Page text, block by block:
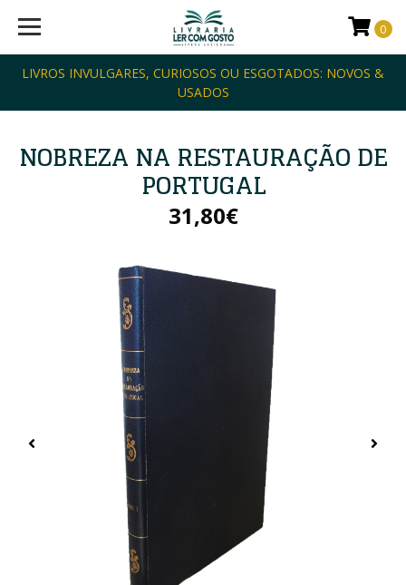
LIVROS INVULGARES, CURIOSOS OU ESGOTADOS: NOVOS &
USADOS
0
NOBREZA NA RESTAURAÇÃO DE
PORTUGAL
31,80€